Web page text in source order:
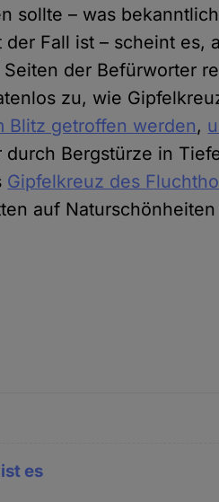
sollte – was
Fall ist – scheint es,
der Befürworter
zu, wie
Blitz getroffen werden,
durch Bergstürze in
Gipfelkreuz des
auf
es